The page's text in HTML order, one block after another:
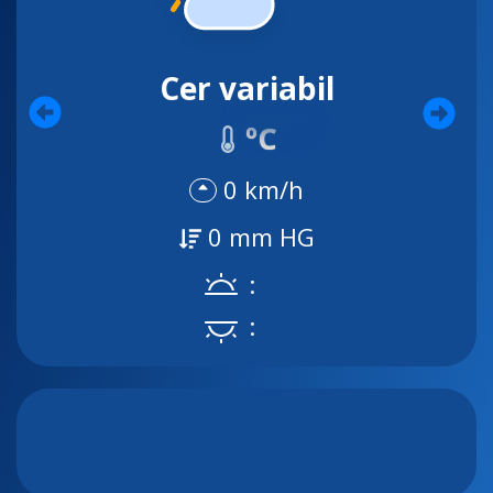
Cer variabil
ºC
0 km/h
0 mm HG
:
: